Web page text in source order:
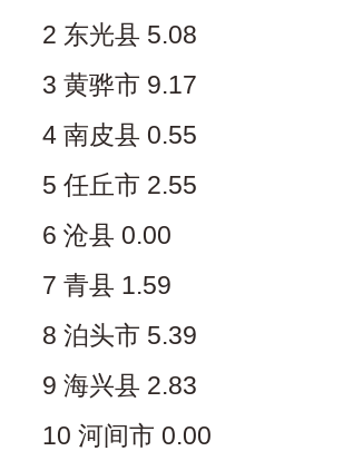
2 东光县 5.08
3 黄骅市 9.17
4 南皮县 0.55
5 任丘市 2.55
6 沧县 0.00
7 青县 1.59
8 泊头市 5.39
9 海兴县 2.83
10 河间市 0.00